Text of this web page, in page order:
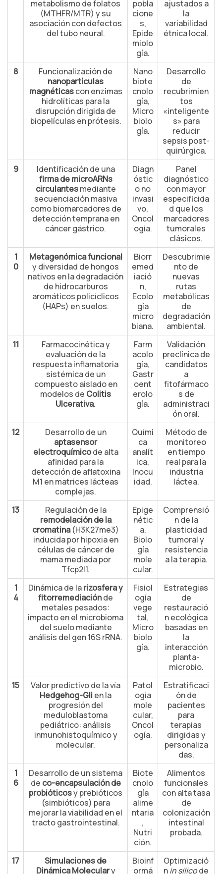
metabolismo de folatos
(MTHFR/MTR) y su
asociación con defectos
del tubo neural.
pobla
cione
s,
Epide
miolo
gía.
ajustados a
la
variabilidad
étnica local.
8
Funcionalización de
nanopartículas
magnéticascon enzimas
hidrolíticas para la
disrupción dirigida de
biopelículas en prótesis.
Nano
biote
cnolo
gía,
Micro
biolo
gía.
Desarrollo
de
recubrimien
tos
«inteligente
s» para
reducir
sepsis post-
quirúrgica.
9
Identificación de una
firma de microARNs
circulantesmediante
secuenciación masiva
como biomarcadores de
detección temprana en
cáncer gástrico.
Diagn
óstic
o no
invasi
vo,
Oncol
ogía.
Panel
diagnóstico
con mayor
especificida
d que los
marcadores
tumorales
clásicos.
1
0
Metagenómica funcional
y diversidad de hongos
nativos en la degradación
de hidrocarburos
aromáticos policíclicos
(HAPs) en suelos.
Biorr
emed
iació
n,
Ecolo
gía
micro
biana.
Descubrimie
nto de
nuevas
rutas
metabólicas
de
degradación
ambiental.
11
Farmacocinética y
evaluación de la
respuesta inflamatoria
sistémica de un
compuesto aislado en
modelos de Colitis
Ulcerativa.
Farm
acolo
gía,
Gastr
oent
erolo
gía.
Validación
preclínica de
candidatos
a
fitofármaco
s de
administraci
ón oral.
12
Desarrollo de un
aptasensor
electroquímicode alta
afinidad para la
detección de aflatoxina
M1 en matrices lácteas
complejas.
Quími
ca
analít
ica,
Inocu
idad.
Método de
monitoreo
en tiempo
real para la
industria
láctea.
13
Regulación de la
remodelación de la
cromatina(H3K27me3)
inducida por hipoxia en
células de cáncer de
mama mediada por
Tfcp2l1.
Epige
nétic
a,
Biolo
gía
mole
cular.
Comprensió
n de la
plasticidad
tumoral y
resistencia
a la terapia.
1
4
Dinámica de larizosfera y
fitorremediaciónde
metales pesados:
impacto en el microbioma
del suelo mediante
análisis del gen 16S rRNA.
Fisiol
ogía
vege
tal,
Micro
biolo
gía.
Estrategias
de
restauració
n ecológica
basadas en
la
interacción
planta-
microbio.
15
Valor predictivo de la vía
Hedgehog-Glien la
progresión del
meduloblastoma
pediátrico: análisis
inmunohistoquímico y
molecular.
Patol
ogía
mole
cular,
Oncol
ogía.
Estratificaci
ón de
pacientes
para
terapias
dirigidas y
personaliza
das.
1
6
Desarrollo de un sistema
de co-encapsulación de
probióticosy prebióticos
(simbióticos) para
mejorar la viabilidad en el
tracto gastrointestinal.
Biote
cnolo
gía
alime
ntaria
,
Nutri
ción.
Alimentos
funcionales
con alta tasa
de
colonización
intestinal
probada.
17
Simulaciones de
Dinámica Moleculary
Bioinf
ormá
Optimizació
nin silicode